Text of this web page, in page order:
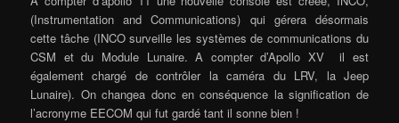
(Instrumentation and Communications) qui gérera désormais
cette tâche (INCO surveille les systèmes de communications du
CSM et du Module Lunaire. A compter d’Apollo XV il est
également chargé de contrôler la caméra du LRV, la Jeep
Lunaire). On changea donc en conséquence la signification de
l’acronyme EECOM qui fut gardé tant il sonne bien !